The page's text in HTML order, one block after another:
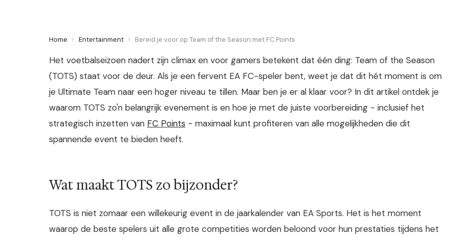
Home › Entertainment › Bereid je voor op Team of the Season met FC Points
Het voetbalseizoen nadert zijn climax en voor gamers betekent dat één ding: Team of the Season
(TOTS) staat voor de deur. Als je een fervent EA FC-speler bent, weet je dat dit hét moment is om
je Ultimate Team naar een hoger niveau te tillen. Maar ben je er al klaar voor? In dit artikel ontdek je
waarom TOTS zo'n belangrijk evenement is en hoe je met de juiste voorbereiding - inclusief het
strategisch inzetten van FC Points - maximaal kunt profiteren van alle mogelijkheden die dit
spannende event te bieden heeft.
Wat maakt TOTS zo bijzonder?
TOTS is niet zomaar een willekeurig event in de jaarkalender van EA Sports. Het is het moment
waarop de beste spelers uit alle grote competities worden beloond voor hun prestaties tijdens het